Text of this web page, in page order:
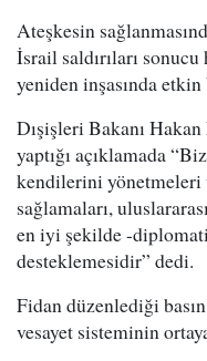
Ateşkesin
İsrail saldırıları
yeniden inşasında
Dışişleri Bakanı
yaptığı açıklamada
kendilerini
sağlamaları,
en iyi şekilde -
desteklemesidir” dedi.
Fidan düzenlediği
vesayet sisteminin